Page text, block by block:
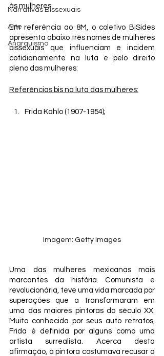
Narrativas Bissexuais
Arte
Anarquismo
às mulheres.
Em referência ao 8M, o coletivo BiSides
apresenta abaixo três nomes de mulheres
bissexuais que influenciam e incidem
cotidianamente na luta e pelo direito
pleno das mulheres:
Referências bis na luta das mulheres:
Frida Kahlo (1907-1954);
Imagem: Getty Images
Uma das mulheres mexicanas mais
marcantes da história. Comunista e
revolucionária, teve uma vida marcada por
superações que a transformaram em
uma das maiores pintoras do século XX.
Muito conhecida por seus auto retratos,
Frida é definida por alguns como uma
artista surrealista. Acerca desta
afirmação, a pintora costumava recusar a